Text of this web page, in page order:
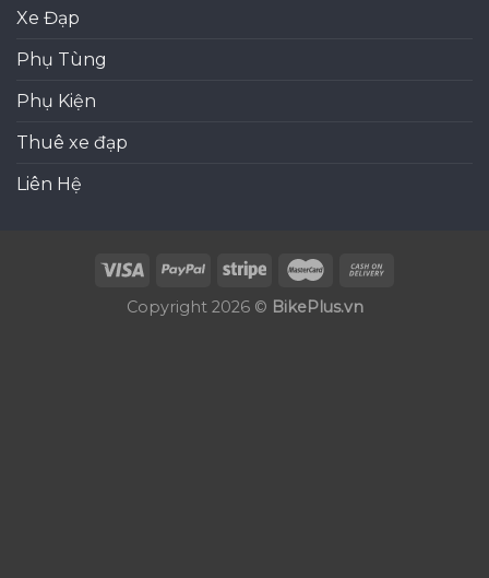
Xe Đạp
Phụ Tùng
Phụ Kiện
Thuê xe đạp
Liên Hệ
Copyright 2026 © BikePlus.vn